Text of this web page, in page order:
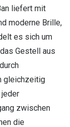
liefert mit
moderne Brille,
es sich um
Gestell aus
gleichzeitig
zwischen
die